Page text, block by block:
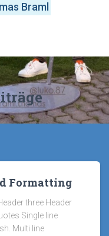
Braml
Formatting
three Header
Single line
Multi line